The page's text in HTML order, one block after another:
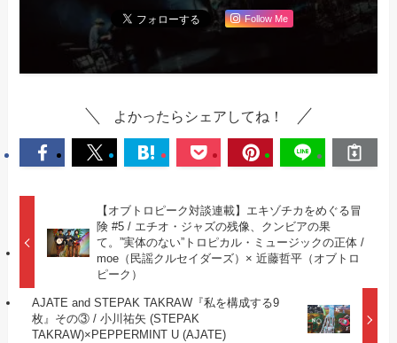
Follow Me
よかったらシェアしてね！
【オブトロピーク対談連載】エキゾチカをめぐる冒
険 #5 / エチオ・ジャズの残像、クンビアの果
て。”実体のない”トロピカル・ミュージックの正体 /
moe（民謡クルセイダーズ）× 近藤哲平（オブトロ
ピーク）
AJATE and STEPAK TAKRAW『私を構成する9
枚』その③ / 小川祐矢 (STEPAK
TAKRAW)×PEPPERMINT U (AJATE)